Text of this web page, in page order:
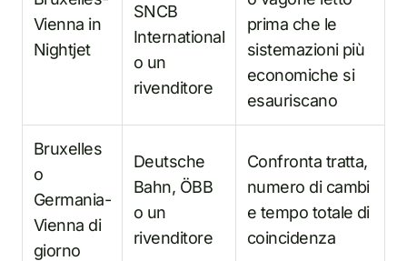
Vienna in
Nightjet
SNCB
International
o un
rivenditore
prima che le
sistemazioni più
economiche si
esauriscano
Bruxelles
o
Germania-
Vienna di
giorno
Deutsche
Bahn, ÖBB
o un
rivenditore
Confronta tratta,
numero di cambi
e tempo totale di
coincidenza